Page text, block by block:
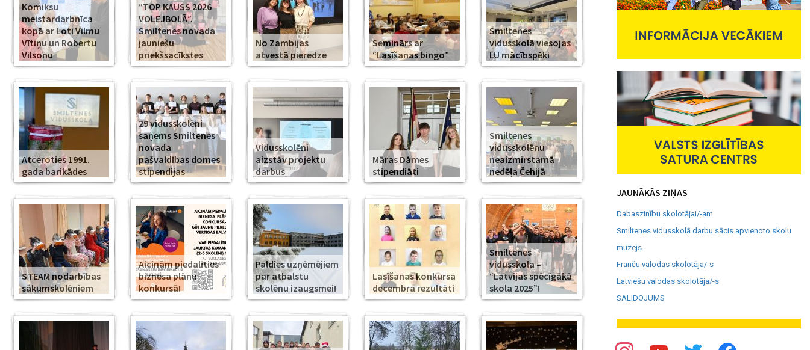
Komiksu
meistardarbnīca
kopā ar Loti Vilmu
Vītiņu un Robertu
Vilsonu
“TOP KAUSS 2026
VOLEJBOLĀ”.
Smiltenes novada
jauniešu
priekšsacīkstes
No Zambijas
atvestā pieredze
Seminārs ar
“Lasīšanas bingo”
Smiltenes
vidusskolā viesojas
LU mācībspēki
Atceroties 1991.
gada barikādes
29 vidusskolēni
saņems Smiltenes
novada
pašvaldības domes
stipendijas
Vidusskolēni
aizstāv projektu
darbus
Māras Dāmes
stipendiāti
Smiltenes
vidusskolēnu
neaizmirstamā
nedēļa Čehijā
STEAM nodarbības
sākumskolēniem
Aicinām piedalīties
biznesa plānu
konkursā!
Paldies uzņēmējiem
par atbalstu
skolēnu izaugsmei!
Lasīšanas konkursa
decembra rezultāti
Smiltenes
vidusskola –
“Latvijas spēcīgākā
skola 2025”!
JAUNĀKĀS ZIŅAS
Dabaszinību skolotājai/-am
Smiltenes vidusskolā darbu sācis apvienoto skolu
muzejs.
Franču valodas skolotāja/-s
Latviešu valodas skolotāja/-s
SALIDOJUMS